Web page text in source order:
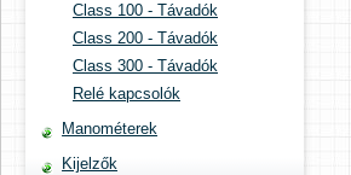
Class 100 - Távadók
Class 200 - Távadók
Class 300 - Távadók
Relé kapcsolók
Manométerek
Kijelzők